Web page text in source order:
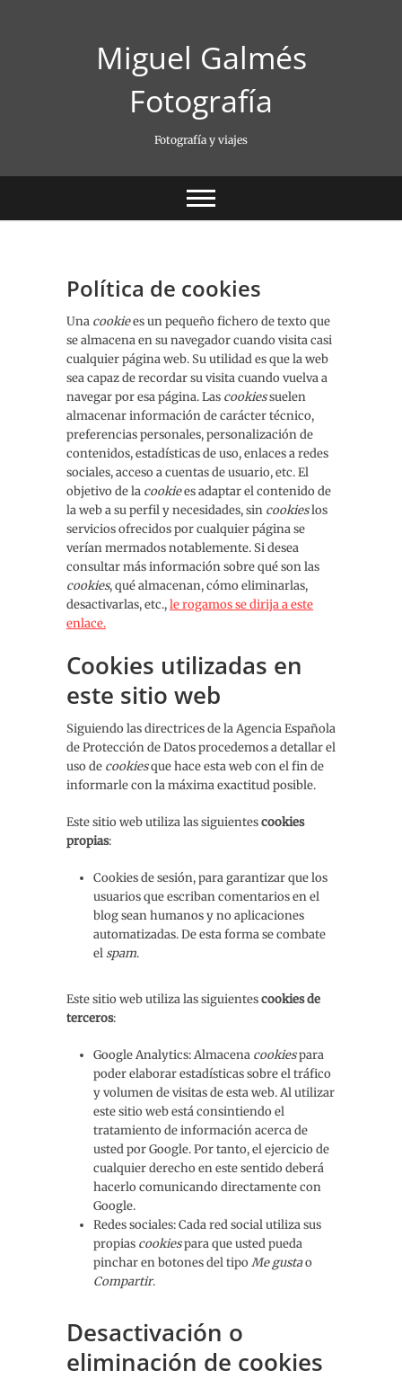
Miguel Galmés
Fotografía
Fotografía y viajes
Política de cookies
Una cookiees un pequeño fichero de texto que
se almacena en su navegador cuando visita casi
cualquier página web. Su utilidad es que la web
sea capaz de recordar su visita cuando vuelva a
navegar por esa página. Las cookiessuelen
almacenar información de carácter técnico,
preferencias personales, personalización de
contenidos, estadísticas de uso, enlaces a redes
sociales, acceso a cuentas de usuario, etc. El
objetivo de la cookiees adaptar el contenido de
la web a su perfil y necesidades, sin cookieslos
servicios ofrecidos por cualquier página se
verían mermados notablemente. Si desea
consultar más información sobre qué son las
cookies, qué almacenan, cómo eliminarlas,
desactivarlas, etc.,le rogamos se dirija a este
enlace.
Cookies utilizadas en
este sitio web
Siguiendo las directrices de la Agencia Española
de Protección de Datos procedemos a detallar el
uso de cookiesque hace esta web con el fin de
informarle con la máxima exactitud posible.
Este sitio web utiliza las siguientescookies
propias:
Cookies de sesión, para garantizar que los
usuarios que escriban comentarios en el
blog sean humanos y no aplicaciones
automatizadas. De esta forma se combate
elspam.
Este sitio web utiliza las siguientescookies de
terceros:
Google Analytics: Almacena cookiespara
poder elaborar estadísticas sobre el tráfico
y volumen de visitas de esta web. Al utilizar
este sitio web está consintiendo el
tratamiento de información acerca de
usted por Google. Por tanto, el ejercicio de
cualquier derecho en este sentido deberá
hacerlo comunicando directamente con
Google.
Redes sociales: Cada red social utiliza sus
propias cookiespara que usted pueda
pinchar en botones del tipoMe gustao
Compartir.
Desactivación o
eliminación de cookies